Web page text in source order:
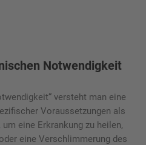
Notwendigkeit
versteht man eine
Voraussetzungen als
eine Erkrankung zu heilen,
eine Verschlimmerung des